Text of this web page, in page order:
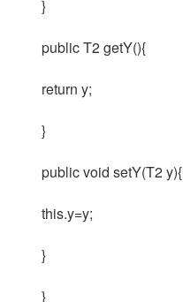
}
public T2 getY(){
return y;
}
public void setY(T2 y){
this.y=y;
}
}